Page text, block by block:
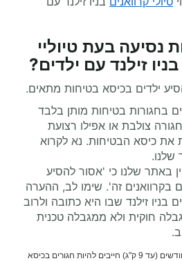
נסיעה בעת טיוליי
בניו זילנד עם ילדים?
ילדים בכיסא בטיחות מתאים.
בחגורות בטיחות מותן בלבד
צולבת או אפילו רצועת
את כיסא הבטיחות. נא לקרוא
שלנו.
באתר שלנו כי 'אסור להסיע
בקרוואנים זה'. שימו לב, ההערה
בניו זילנד שבו היא כתובה ולרוב
חוקית ולא ממגבלה טכנית
בניו זילנד ילדים מתחת לגיל 6 חודשים (עד 9 ק"ג) חייבים להיות חגורים בכיסא